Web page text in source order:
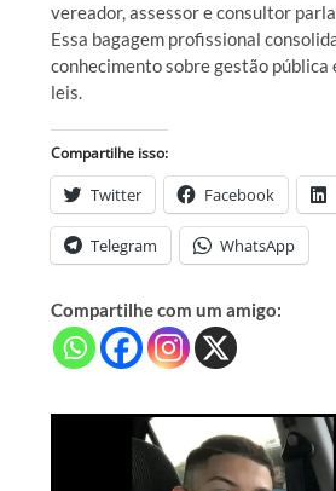
vereador, assessor e consultor
Essa bagagem profissional
conhecimento sobre gestão pública
leis.
Compartilhe isso:
Twitter Facebook
Telegram WhatsApp
Compartilhe com um amigo: